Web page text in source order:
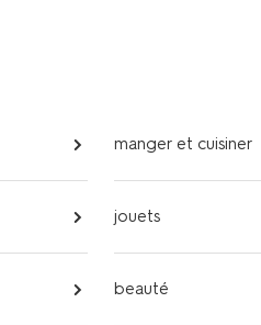
manger et cuisiner
jouets
beauté